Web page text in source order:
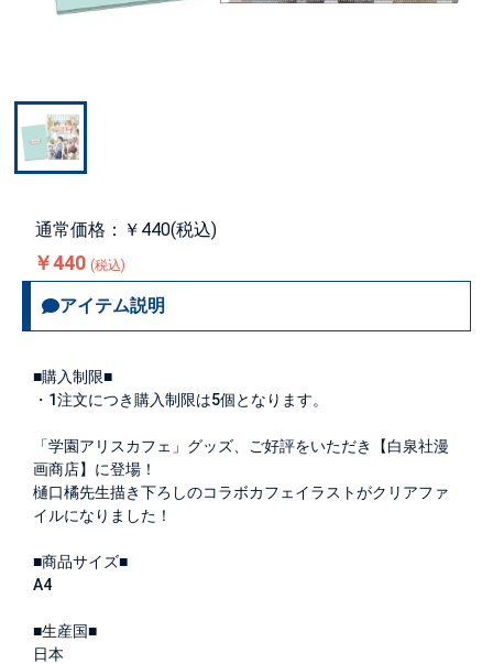
通常価格：￥440(税込)
￥440 (税込)
アイテム説明
■購入制限■
・1注文につき購入制限は5個となります。
「学園アリスカフェ」グッズ、ご好評をいただき【白泉社漫
画商店】に登場！
樋口橘先生描き下ろしのコラボカフェイラストがクリアファ
イルになりました！
■商品サイズ■
A4
■生産国■
日本